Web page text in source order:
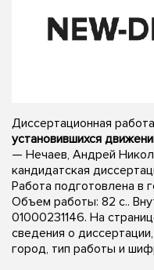
Диссертационная
установившихся
— Нечаев, Андрей
кандидатская
Работа подготовлена в
Объем работы: 82 с..
01000231146. На
сведения о
город, тип работы и